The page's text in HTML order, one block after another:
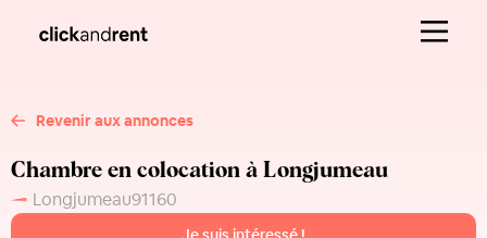
Revenir aux annonces
Chambre en colocation à Longjumeau
Longjumeau91160